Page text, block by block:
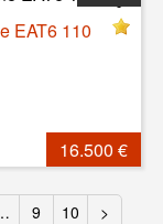
EAT6 110
16.500 €
9 10 >